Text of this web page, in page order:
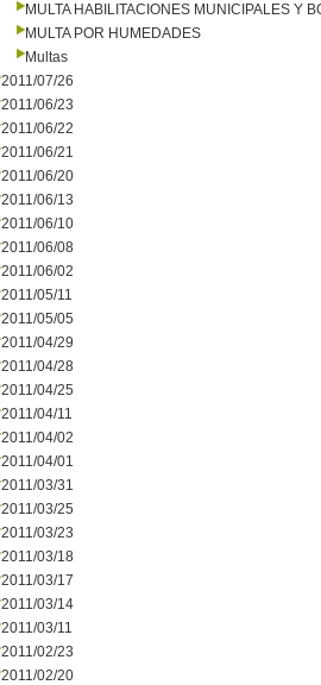
MULTA HABILITACIONES MUNICIPALES Y
MULTA POR HUMEDADES
Multas
2011/07/26
2011/06/23
2011/06/22
2011/06/21
2011/06/20
2011/06/13
2011/06/10
2011/06/08
2011/06/02
2011/05/11
2011/05/05
2011/04/29
2011/04/28
2011/04/25
2011/04/11
2011/04/02
2011/04/01
2011/03/31
2011/03/25
2011/03/23
2011/03/18
2011/03/17
2011/03/14
2011/03/11
2011/02/23
2011/02/20